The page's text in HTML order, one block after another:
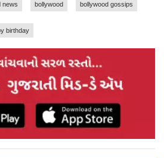
news bollywood bollywood gossips
birthday